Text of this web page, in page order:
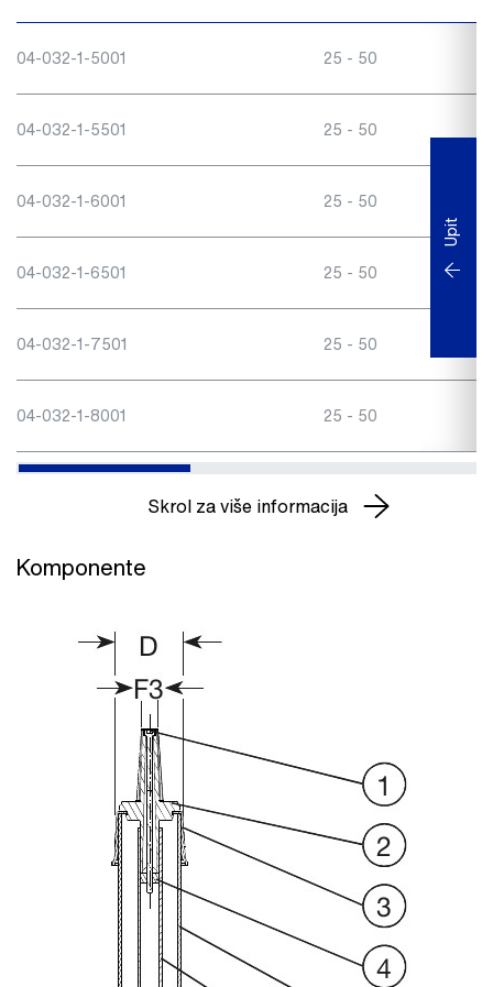
04-032-1-5001 25 - 50
04-032-1-5501 25 - 50
04-032-1-6001 25 - 50
04-032-1-6501 25 - 50
04-032-1-7501 25 - 50
04-032-1-8001 25 - 50
Upit
Skrol za više informacija
Komponente